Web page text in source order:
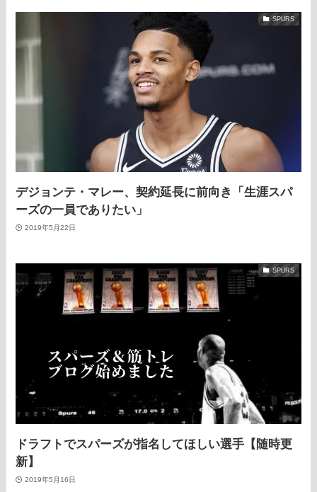
SPURS
デジョンテ・マレー、契約延長に前向き「生涯スパ
ーズの一員でありたい」
2019年5月22日
SPURS
ドラフトでスパーズが指名してほしい選手【随時更
新】
2019年5月16日